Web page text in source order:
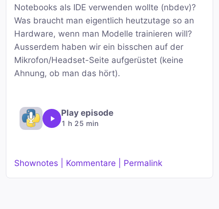
Notebooks als IDE verwenden wollte (nbdev)?
Was braucht man eigentlich heutzutage so an
Hardware, wenn man Modelle trainieren will?
Ausserdem haben wir ein bisschen auf der
Mikrofon/Headset-Seite aufgerüstet (keine
Ahnung, ob man das hört).
Play episode
1 h 25 min
Shownotes | Kommentare | Permalink